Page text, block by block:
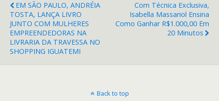
EM SÃO PAULO, ANDRÉIA
TOSTA, LANÇA LIVRO
JUNTO COM MULHERES
EMPREENDEDORAS NA
LIVRARIA DA TRAVESSA NO
SHOPPING IGUATEMI
Com Técnica Exclusiva,
Isabella Massariol Ensina
Como Ganhar R$1.000,00 Em
20 Minutos
Back to top